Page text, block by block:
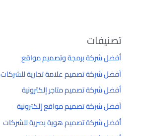
تصنيفات
أفضل شركة برمجة وتصميم مواقع
أفضل شركة تصميم علامة تجارية للشركات
أفضل شركة تصميم متاجر إلكترونية
أفضل شركة تصميم مواقع إلكترونية
أفضل شركة تصميم هوية بصرية للشركات